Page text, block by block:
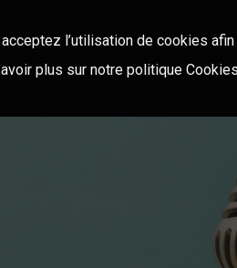
l’utilisation de cookies
plus sur notre politique Cookies